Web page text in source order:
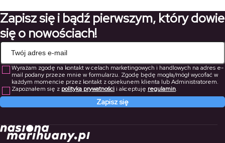
287,00 zł
Zapisz się i bądź pierwszym, który dowie
się o nowościach!
Wyrażam zgodę na kontakt w celach marketingowych i handlowych na adres e-
mail podany przeze mnie w formularzu. Zgodę będę mogła/mógł wycofać w
każdym momencie przez kontakt z opiekunem klienta lub Administratorem.
Zapoznałem się z polityką prywatnościi akceptuję regulamin.
Zapisz się